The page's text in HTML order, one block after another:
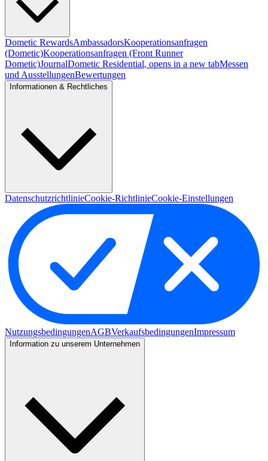
Dometic RewardsAmbassadorsKooperationsanfragen
(Dometic)Kooperationsanfragen (Front Runner
Dometic)JournalDometic Residential, opens in a new tabMessen
und AusstellungenBewertungen
Informationen & Rechtliches
DatenschutzrichtlinieCookie-RichtlinieCookie-Einstellungen
NutzungsbedingungenAGBVerkaufsbedingungenImpressum
Information zu unserem Unternehmen